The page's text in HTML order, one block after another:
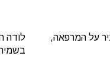
על המרפאה,
לודה